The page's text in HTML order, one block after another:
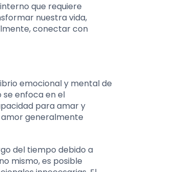
que requiere
nuestra vida,
conectar con
emocional y mental de
se enfoca en el
para amar y
amor generalmente
del tiempo debido a
mismo, es posible